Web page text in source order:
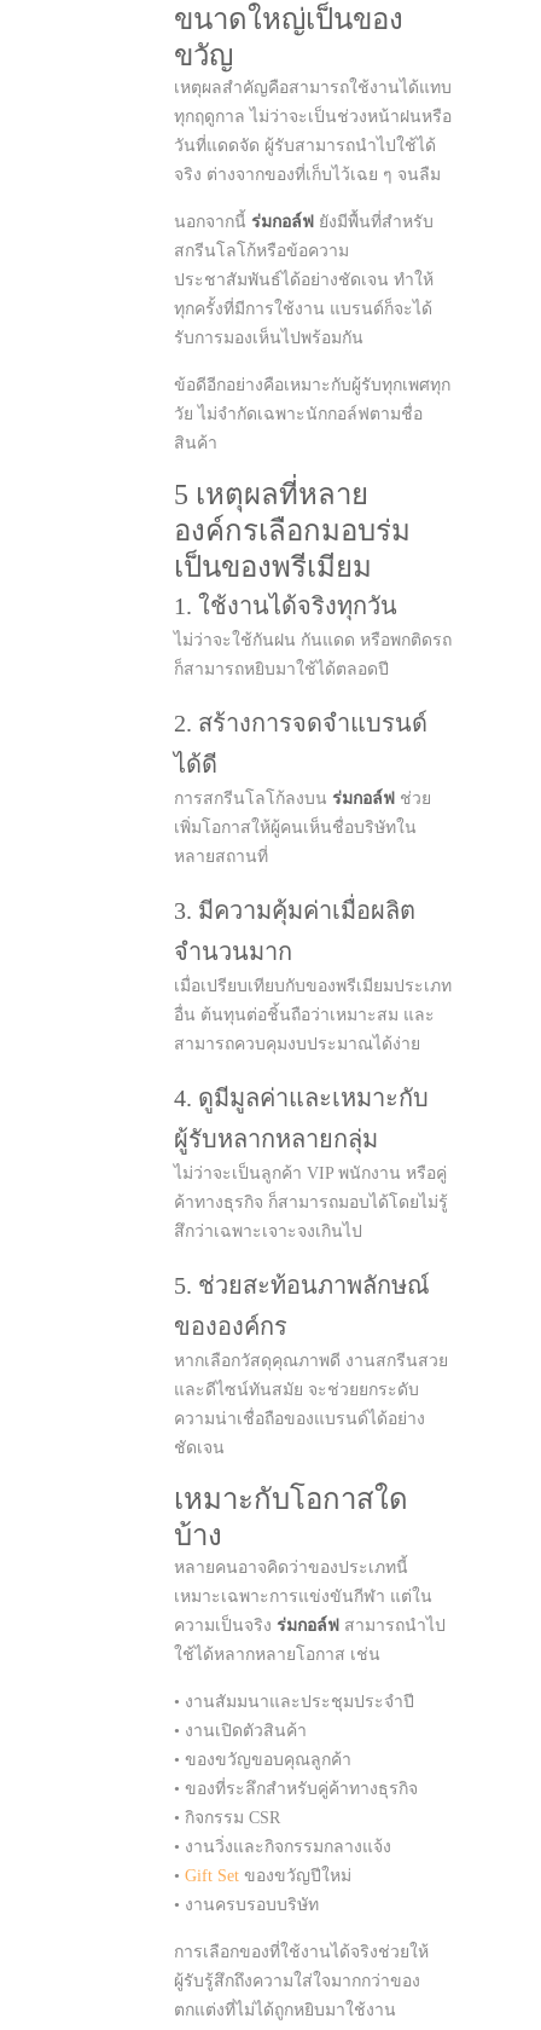
ขนาดใหญ่เป็นของ
ขวัญ
เหตุผลสำคัญคือสามารถใช้งานได้แทบ
ทุกฤดูกาล ไม่ว่าจะเป็นช่วงหน้าฝนหรือ
วันที่แดดจัด ผู้รับสามารถนำไปใช้ได้
จริง ต่างจากของที่เก็บไว้เฉย ๆ จนลืม
นอกจากนี้ ร่มกอล์ฟ ยังมีพื้นที่สำหรับ
สกรีนโลโก้หรือข้อความ
ประชาสัมพันธ์ได้อย่างชัดเจน ทำให้
ทุกครั้งที่มีการใช้งาน แบรนด์ก็จะได้
รับการมองเห็นไปพร้อมกัน
ข้อดีอีกอย่างคือเหมาะกับผู้รับทุกเพศทุก
วัย ไม่จำกัดเฉพาะนักกอล์ฟตามชื่อ
สินค้า
5 เหตุผลที่หลาย
องค์กรเลือกมอบร่ม
เป็นของพรีเมียม
1. ใช้งานได้จริงทุกวัน
ไม่ว่าจะใช้กันฝน กันแดด หรือพกติดรถ
ก็สามารถหยิบมาใช้ได้ตลอดปี
2. สร้างการจดจำแบรนด์
ได้ดี
การสกรีนโลโก้ลงบน ร่มกอล์ฟ ช่วย
เพิ่มโอกาสให้ผู้คนเห็นชื่อบริษัทใน
หลายสถานที่
3. มีความคุ้มค่าเมื่อผลิต
จำนวนมาก
เมื่อเปรียบเทียบกับของพรีเมียมประเภท
อื่น ต้นทุนต่อชิ้นถือว่าเหมาะสม และ
สามารถควบคุมงบประมาณได้ง่าย
4. ดูมีมูลค่าและเหมาะกับ
ผู้รับหลากหลายกลุ่ม
ไม่ว่าจะเป็นลูกค้า VIP พนักงาน หรือคู่
ค้าทางธุรกิจ ก็สามารถมอบได้โดยไม่รู้
สึกว่าเฉพาะเจาะจงเกินไป
5. ช่วยสะท้อนภาพลักษณ์
ขององค์กร
หากเลือกวัสดุคุณภาพดี งานสกรีนสวย
และดีไซน์ทันสมัย จะช่วยยกระดับ
ความน่าเชื่อถือของแบรนด์ได้อย่าง
ชัดเจน
เหมาะกับโอกาสใด
บ้าง
หลายคนอาจคิดว่าของประเภทนี้
เหมาะเฉพาะการแข่งขันกีฬา แต่ใน
ความเป็นจริง ร่มกอล์ฟ สามารถนำไป
ใช้ได้หลากหลายโอกาส เช่น
• งานสัมมนาและประชุมประจำปี
• งานเปิดตัวสินค้า
• ของขวัญขอบคุณลูกค้า
• ของที่ระลึกสำหรับคู่ค้าทางธุรกิจ
• กิจกรรม CSR
• งานวิ่งและกิจกรรมกลางแจ้ง
• Gift Set ของขวัญปีใหม่
• งานครบรอบบริษัท
การเลือกของที่ใช้งานได้จริงช่วยให้
ผู้รับรู้สึกถึงความใส่ใจมากกว่าของ
ตกแต่งที่ไม่ได้ถูกหยิบมาใช้งาน